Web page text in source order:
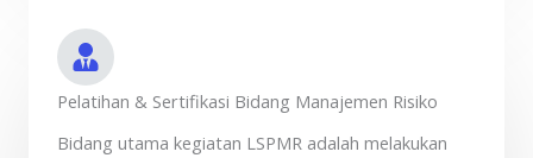
Pelatihan & Sertifikasi Bidang Manajemen Risiko
Bidang utama kegiatan LSPMR adalah melakukan